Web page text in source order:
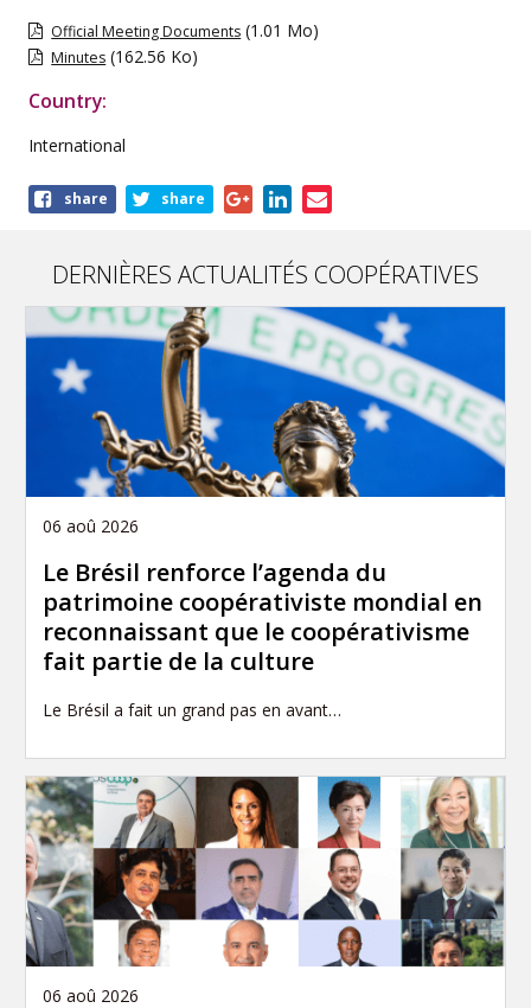
Official Meeting Documents (1.01 Mo)
Minutes (162.56 Ko)
Country:
International
Shareshare share
DERNIÈRES ACTUALITÉS COOPÉRATIVES
06 aoû 2026
Le Brésil renforce l’agenda du
patrimoine coopérativiste mondial en
reconnaissant que le coopérativisme
fait partie de la culture
Le Brésil a fait un grand pas en avant…
06 aoû 2026